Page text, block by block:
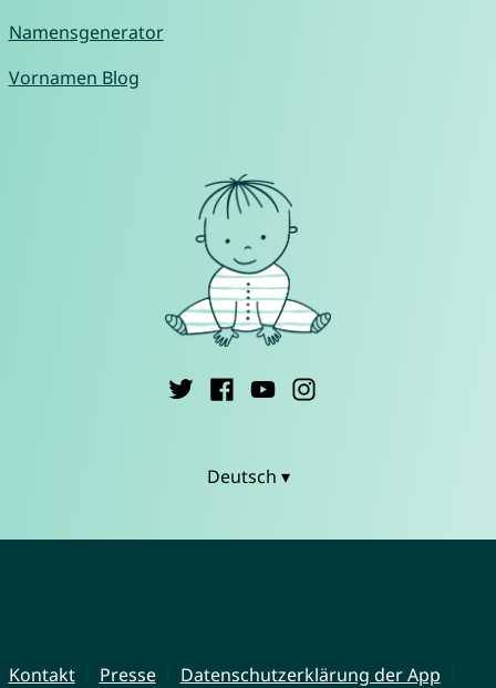
Namensgenerator
Vornamen Blog
Deutsch ▾
Kontakt Presse
Datenschutzerklärung der App